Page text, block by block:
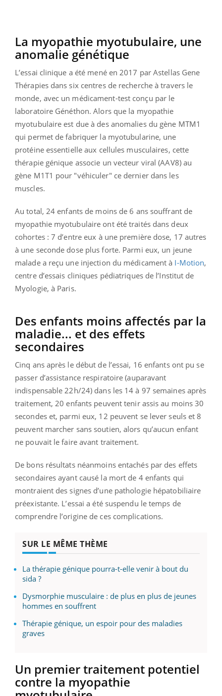
La myopathie myotubulaire, une
anomalie génétique
L’essai clinique a été mené en 2017 par Astellas Gene
Thérapies dans six centres de recherche à travers le
monde, avec un médicament-test conçu par le
laboratoire Généthon. Alors que la myopathie
myotubulaire est due à des anomalies du gène MTM1
qui permet de fabriquer la myotubularine, une
protéine essentielle aux cellules musculaires, cette
thérapie génique associe un vecteur viral (AAV8) au
gène M1T1 pour "véhiculer" ce dernier dans les
muscles.
Au total, 24 enfants de moins de 6 ans souffrant de
myopathie myotubulaire ont été traités dans deux
cohortes : 7 d’entre eux à une première dose, 17 autres
à une seconde dose plus forte. Parmi eux, un jeune
malade a reçu une injection du médicament à I-Motion,
centre d’essais cliniques pédiatriques de l’Institut de
Myologie, à Paris.
Des enfants moins affectés par la
maladie... et des effets
secondaires
Cinq ans après le début de l’essai, 16 enfants ont pu se
passer d’assistance respiratoire (auparavant
indispensable 22h/24) dans les 14 à 97 semaines après
traitement, 20 enfants peuvent tenir assis au moins 30
secondes et, parmi eux, 12 peuvent se lever seuls et 8
peuvent marcher sans soutien, alors qu’aucun enfant
ne pouvait le faire avant traitement.
De bons résultats néanmoins entachés par des effets
secondaires ayant causé la mort de 4 enfants qui
montraient des signes d’une pathologie hépatobiliaire
préexistante. L’essai a été suspendu le temps de
comprendre l’origine de ces complications.
SUR LE MÊME THÈME
La thérapie génique pourra-t-elle venir à bout du
sida ?
Dysmorphie musculaire : de plus en plus de jeunes
hommes en souffrent
Thérapie génique, un espoir pour des maladies
graves
Un premier traitement potentiel
contre la myopathie